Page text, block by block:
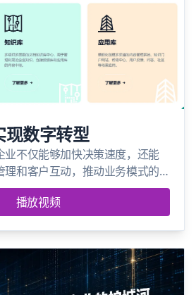
现数字转型
业不仅能够加快决策速度，还能
理和客户互动，推动业务模式的
播放视频